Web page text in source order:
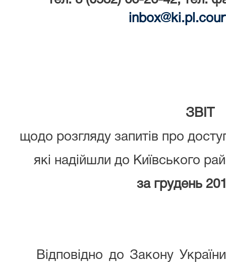
inbox@ki.pl .
ЗВІТ
щодо розгляду запитів про
які надійшли до Київського
за грудень
Відповідно до Закону України